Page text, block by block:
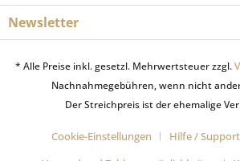
Newsletter
* Alle Preise inkl. gesetzl. Mehrwertsteuer zzgl.
Nachnahmegebühren, wenn nicht
Der Streichpreis ist der ehemalige
Cookie-Einstellungen Hilfe / Support